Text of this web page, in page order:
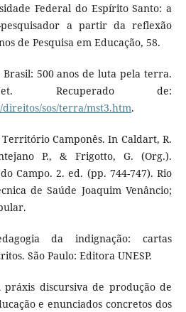
Federal do Espírito Santo: a
a partir da reflexão
de Pesquisa em Educação, 58.
Brasil: 500 anos de luta pela terra.
de:
sos/terra/mst3.htm.
Camponês. In Caldart, R.
P., & Frigotto, G. (Org.).
Campo. 2. ed. (pp. 744-747). Rio
de Saúde Joaquim Venâncio;
da indignação: cartas
São Paulo: Editora UNESP.
práxis discursiva de produção de
e enunciados concretos dos